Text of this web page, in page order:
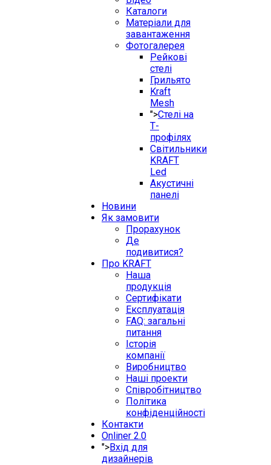
Каталоги
Матеріали для
завантаження
Фотогалерея
Рейкові
стелі
Грильято
Kraft
Mesh
">Стелі на
Т-
профілях
Світильники
KRAFT
Led
Акустичні
панелі
Новини
Як замовити
Прорахунок
Де
подивитися?
Про KRAFT
Наша
продукція
Сертифікати
Експлуатація
FAQ: загальні
питання
Історія
компанії
Виробництво
Наші проекти
Співробітництво
Політика
конфіденційності
Контакти
Onliner 2.0
">Вхід для
дизайнерів